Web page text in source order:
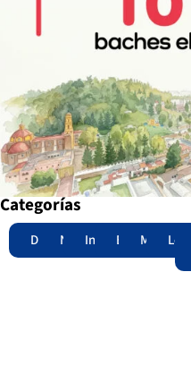
Categorías
Destacadas
NacionalInternacional
EdomexMunicipios